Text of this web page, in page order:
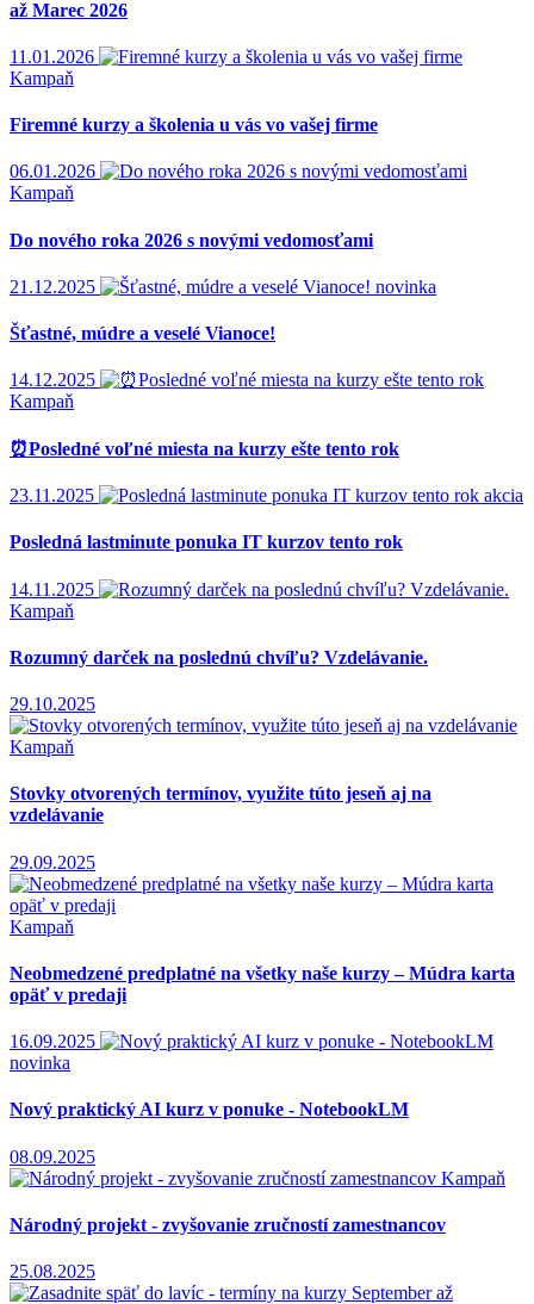
až Marec 2026
11.01.2026
Kampaň
Firemné kurzy a školenia u vás vo vašej firme
06.01.2026
Kampaň
Do nového roka 2026 s novými vedomosťami
21.12.2025 novinka
Šťastné, múdre a veselé Vianoce!
14.12.2025
Kampaň
⏰Posledné voľné miesta na kurzy ešte tento rok
23.11.2025 akcia
Posledná lastminute ponuka IT kurzov tento rok
14.11.2025
Kampaň
Rozumný darček na poslednú chvíľu? Vzdelávanie.
29.10.2025
Kampaň
Stovky otvorených termínov, využite túto jeseň aj na
vzdelávanie
29.09.2025
Kampaň
Neobmedzené predplatné na všetky naše kurzy – Múdra karta
opäť v predaji
16.09.2025
novinka
Nový praktický AI kurz v ponuke - NotebookLM
08.09.2025
Kampaň
Národný projekt - zvyšovanie zručností zamestnancov
25.08.2025